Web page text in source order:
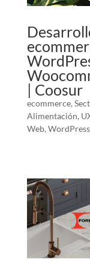
| Coosur
ecommerce,
Alimentación,
Web, WordPress